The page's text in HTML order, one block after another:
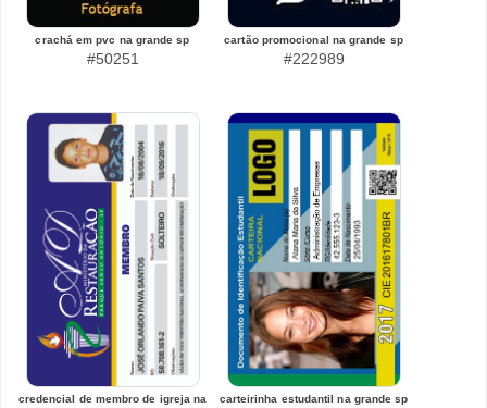
crachá em pvc na grande sp
#50251
cartão promocional na grande sp
#222989
credencial de membro de igreja na
carteirinha estudantil na grande sp